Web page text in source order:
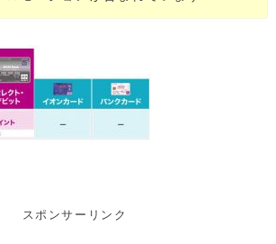
スポンサーリンク